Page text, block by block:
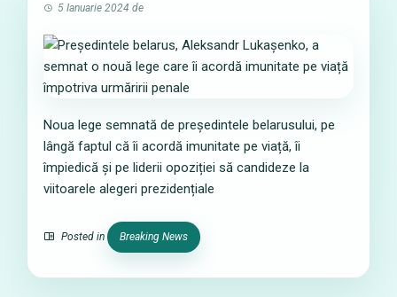
5 Ianuarie 2024 de
Noua lege semnată de președintele belarusului, pe
lângă faptul că îi acordă imunitate pe viață, îi
împiedică și pe liderii opoziției să candideze la
viitoarele alegeri prezidențiale
Posted in Breaking News